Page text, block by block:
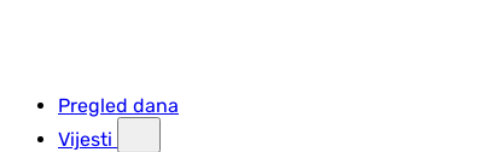
Pregled dana
Vijesti